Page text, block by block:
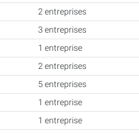
2 entreprises
3 entreprises
1 entreprise
2 entreprises
5 entreprises
1 entreprise
1 entreprise